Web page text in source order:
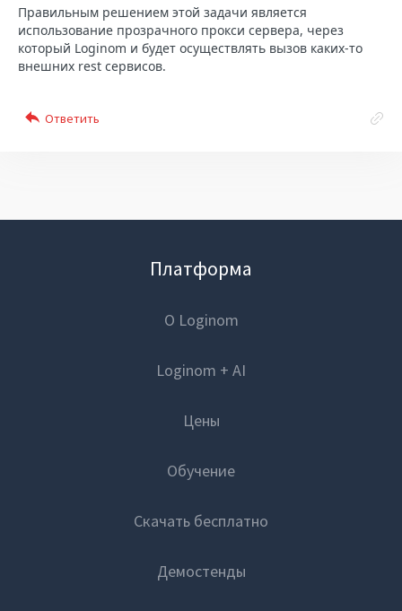
Правильным решением этой задачи является
использование прозрачного прокси сервера, через
который Loginom и будет осуществлять вызов каких-то
внешних rest сервисов.
Платформа
О Loginom
Loginom + AI
Цены
Обучение
Скачать бесплатно
Демостенды